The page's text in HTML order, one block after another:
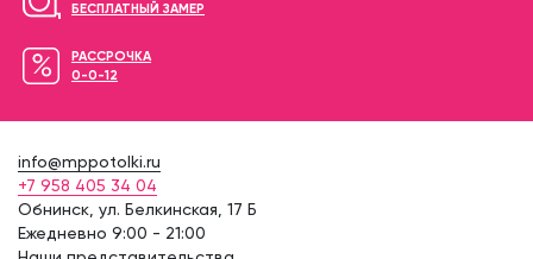
БЕСПЛАТНЫЙ ЗАМЕР
РАССРОЧКА
0-0-12
info@mppotolki.ru
Обнинск, ул. Белкинская, 17 Б
+7 958 405 34 04
Ежедневно 9:00 - 21:00